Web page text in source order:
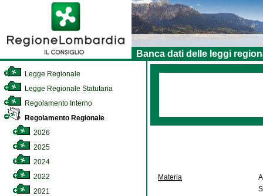
Banca dati delle leggi
Legge Regionale
Legge Regionale Statutaria
Regolamento Interno
Regolamento Regionale
2026
2025
2024
2022
2021
Materia